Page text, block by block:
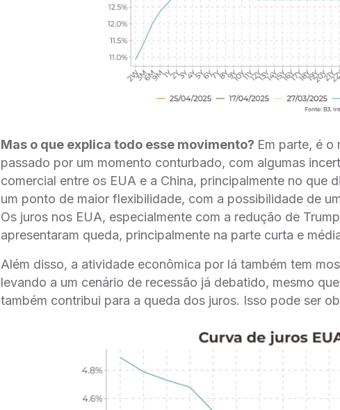
Mas o que explica todo esse movimento? Em parte, é o
passado por um momento conturbado, com algumas
comercial entre os EUA e a China, principalmente no que
um ponto de maior flexibilidade, com a possibilidade de
Os juros nos EUA, especialmente com a redução de
apresentaram queda, principalmente na parte curta e
Além disso, a atividade econômica por lá também tem
levando a um cenário de recessão já debatido, mesmo
também contribui para a queda dos juros. Isso pode ser